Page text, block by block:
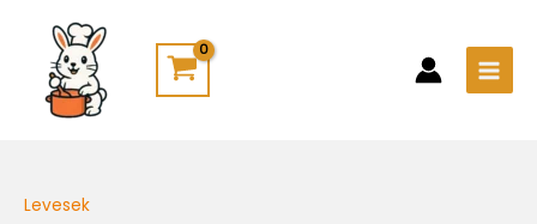
content
Levesek